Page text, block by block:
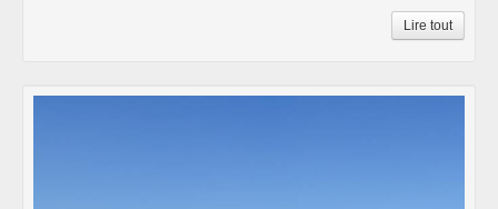
Lire tout